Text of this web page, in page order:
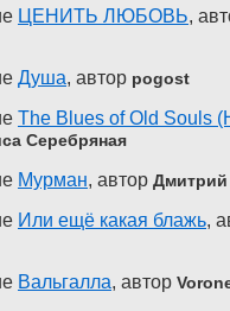
ЦЕНИТЬ ЛЮБОВЬ,
Душа, автор pogost
The Blues of Old Souls
Серебряная
Мурман, автор
Или ещё какая блажь,
Вальгалла, автор